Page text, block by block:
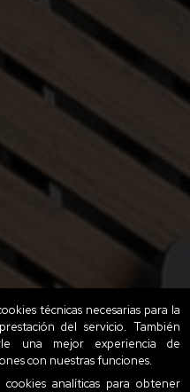
técnicas necesarias para la
del servicio. También
una mejor experiencia de
con nuestras funciones.
cookies analíticas para obtener